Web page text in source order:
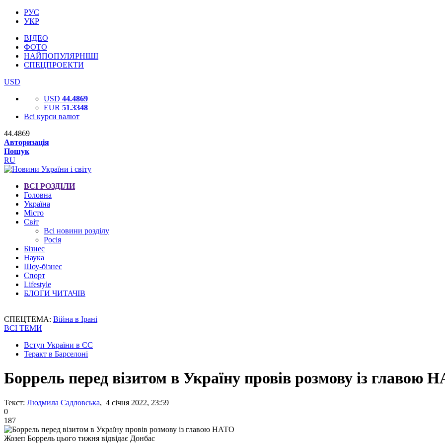
РУС
УКР
ВІДЕО
ФОТО
НАЙПОПУЛЯРНІШІ
СПЕЦПРОЕКТИ
USD
USD 44.4869
EUR 51.3348
Всі курси валют
44.4869
Авторизація
Пошук
RU
ВСІ РОЗДІЛИ
Головна
Україна
Місто
Світ
Всі новини розділу
Росія
Бізнес
Наука
Шоу-бізнес
Спорт
Lifestyle
БЛОГИ ЧИТАЧІВ
СПЕЦТЕМА: Війна в Ірані
ВСІ ТЕМИ
Вступ України в ЄС
Теракт в Барселоні
Боррель перед візитом в Україну провів розмову із главою
Текст: Людмила Садловська, 4 січня 2022, 23:59
0
187
Жозеп Боррель цього тижня відвідає Донбас